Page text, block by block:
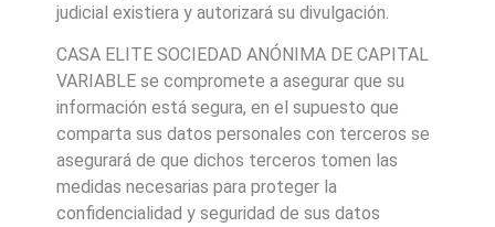
judicial existiera y autorizará su divulgación.
CASA ELITE SOCIEDAD ANÓNIMA DE CAPITAL
VARIABLE se compromete a asegurar que su
información está segura, en el supuesto que
comparta sus datos personales con terceros se
asegurará de que dichos terceros tomen las
medidas necesarias para proteger la
confidencialidad y seguridad de sus datos